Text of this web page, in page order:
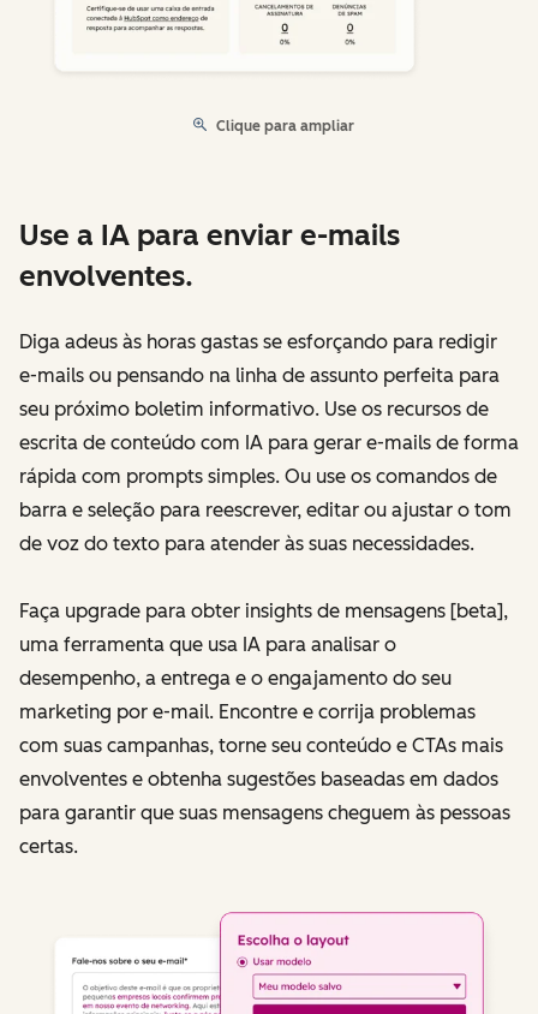
Clique para ampliar
Use a IA para enviar e-mails
envolventes.
Diga adeus às horas gastas se esforçando para redigir
e-mails ou pensando na linha de assunto perfeita para
seu próximo boletim informativo. Use os recursos de
escrita de conteúdo com IA para gerar e-mails de forma
rápida com prompts simples. Ou use os comandos de
barra e seleção para reescrever, editar ou ajustar o tom
de voz do texto para atender às suas necessidades.
Faça upgrade para obter insights de mensagens [beta],
uma ferramenta que usa IA para analisar o
desempenho, a entrega e o engajamento do seu
marketing por e-mail. Encontre e corrija problemas
com suas campanhas, torne seu conteúdo e CTAs mais
envolventes e obtenha sugestões baseadas em dados
para garantir que suas mensagens cheguem às pessoas
certas.